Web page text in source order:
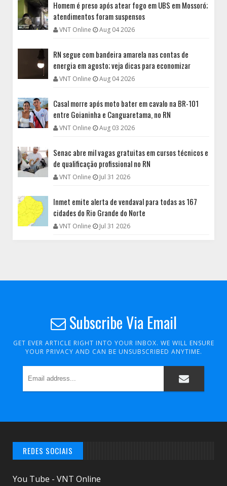
Homem é preso após atear fogo em UBS em Mossoró;
atendimentos foram suspensos
VNT Online Aug 04 2026
RN segue com bandeira amarela nas contas de
energia em agosto; veja dicas para economizar
VNT Online Aug 04 2026
Casal morre após moto bater em cavalo na BR-101
entre Goianinha e Canguaretama, no RN
VNT Online Aug 03 2026
Senac abre mil vagas gratuitas em cursos técnicos e
de qualificação profissional no RN
VNT Online Jul 31 2026
Inmet emite alerta de vendaval para todas as 167
cidades do Rio Grande do Norte
VNT Online Jul 31 2026
Subscribe Via Email
GET EVER ARTICLE RIGHT INTO YOUR INBOX. WE WILL ENSURE
YOUR PRIVACY AND CAN BE UNSUBSCRIBED ANYTIME.
REDES SOCIAIS
You Tube - VNT Online